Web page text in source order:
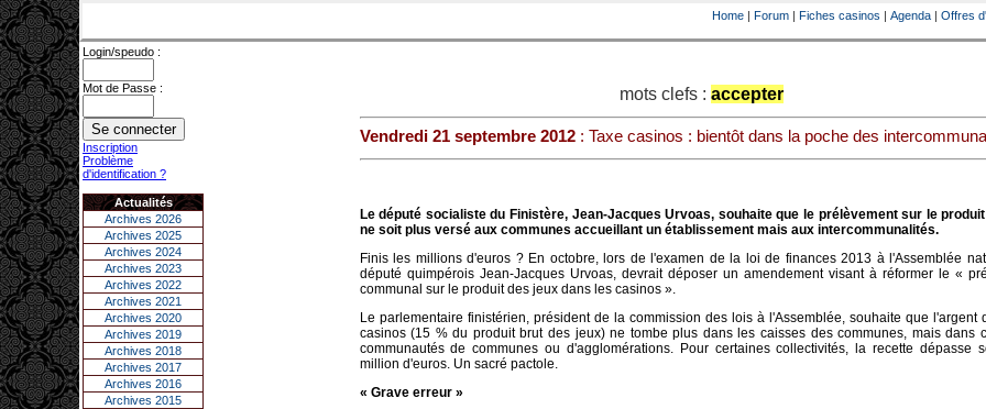
Home | Forum | Fiches casinos | Agenda | Offres
Login/speudo :
Mot de Passe :
Inscription
Problème
d'identification ?
Actualités
Archives 2026
Archives 2025
Archives 2024
Archives 2023
Archives 2022
Archives 2021
Archives 2020
Archives 2019
Archives 2018
Archives 2017
Archives 2016
Archives 2015
mots clefs : accepter
Vendredi 21 septembre 2012: Taxe casinos : bientôt dans la poche des
Le député socialiste du Finistère, Jean-Jacques Urvoas, souhaite que le prélèvement sur le
ne soit plus versé aux communes accueillant un établissement mais aux intercommunalités.
Finis les millions d'euros ? En octobre, lors de l'examen de la loi de finances 2013 à l'Assemblée
député quimpérois Jean-Jacques Urvoas, devrait déposer un amendement visant à réformer le «
communal sur le produit des jeux dans les casinos ».
Le parlementaire finistérien, président de la commission des lois à l'Assemblée, souhaite que l'argent
casinos (15 % du produit brut des jeux) ne tombe plus dans les caisses des communes, mais dans
communautés de communes ou d'agglomérations. Pour certaines collectivités, la recette dépasse
million d'euros. Un sacré pactole.
« Grave erreur »